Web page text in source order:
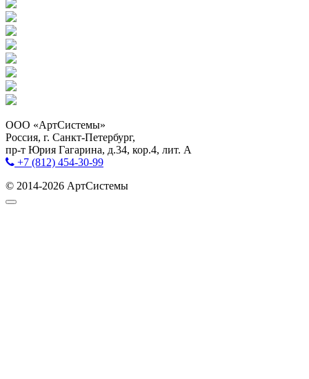
ООО «АртСистемы»
Россия, г. Санкт-Петербург,
пр-т Юрия Гагарина, д.34, кор.4, лит. А
+7 (812) 454-30-99
© 2014-2026 АртСистемы